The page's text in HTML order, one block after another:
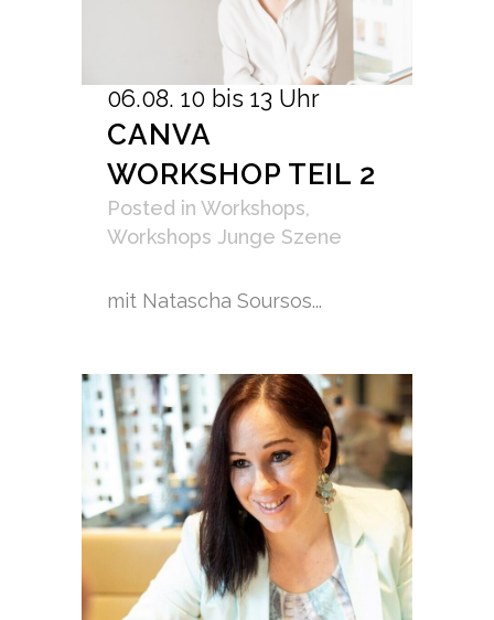
06.08. 10 bis 13 Uhr
CANVA
WORKSHOP TEIL 2
Posted in Workshops,
Workshops Junge Szene
mit Natascha Soursos...